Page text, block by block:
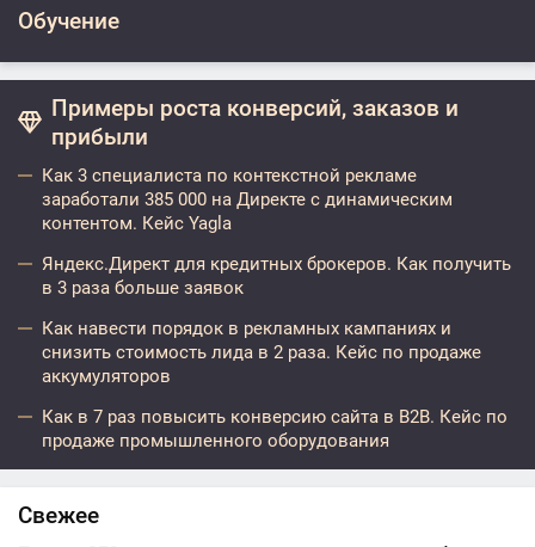
Обучение
Примеры роста конверсий, заказов и
прибыли
Как 3 специалиста по контекстной рекламе
заработали 385 000 на Директе с динамическим
контентом. Кейс Yagla
Яндекс.Директ для кредитных брокеров. Как получить
в 3 раза больше заявок
Как навести порядок в рекламных кампаниях и
снизить стоимость лида в 2 раза. Кейс по продаже
аккумуляторов
Как в 7 раз повысить конверсию сайта в B2B. Кейс по
продаже промышленного оборудования
Свежее